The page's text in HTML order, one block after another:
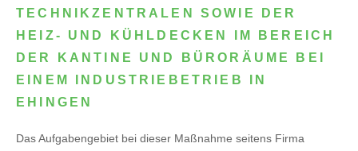
TECHNIKZENTRALEN SOWIE DER
HEIZ- UND KÜHLDECKEN IM BEREICH
DER KANTINE UND BÜRORÄUME BEI
EINEM INDUSTRIEBETRIEB IN
EHINGEN
Das Aufgabengebiet bei dieser Maßnahme seitens Firma